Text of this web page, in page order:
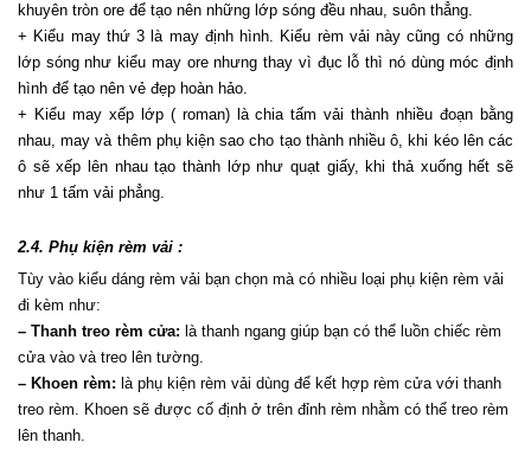
khuyên tròn ore để tạo nên những lớp sóng đều nhau, suôn thẳng.
+ Kiểu may thứ 3 là may định hình. Kiểu rèm vải này cũng có những
lớp sóng như kiểu may ore nhưng thay vì đục lỗ thì nó dùng móc định
hình để tạo nên vẻ đẹp hoàn hảo.
+ Kiểu may xếp lớp ( roman) là chia tấm vải thành nhiều đoạn bằng
nhau, may và thêm phụ kiện sao cho tạo thành nhiều ô, khi kéo lên các
ô sẽ xếp lên nhau tạo thành lớp như quạt giấy, khi thả xuống hết sẽ
như 1 tấm vải phẳng.
2.4. Phụ kiện rèm vải :
Tùy vào kiểu dáng rèm vải bạn chọn mà có nhiều loại phụ kiện rèm vải
đi kèm như:
– Thanh treo rèm cửa: là thanh ngang giúp bạn có thể luồn chiếc rèm
cửa vào và treo lên tường.
– Khoen rèm: là phụ kiện rèm vải dùng để kết hợp rèm cửa với thanh
treo rèm. Khoen sẽ được cố định ở trên đỉnh rèm nhằm có thể treo rèm
lên thanh.